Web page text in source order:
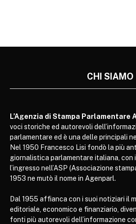
CHI SIAMO
L’Agenzia di Stampa Parlamentare
voci storiche ed autorevoli
parlamentare ed è una delle principali
Nel 1950 Francesco Lisi fondò la più
giornalistica parlamentare italiana, con
l’ingresso nell’ASP (Associazione
1953 ne mutò il nome in Agenparl.
Dal 1955 affianca con i suoi notiziari il
editoriale, economico e finanziario,
fonti più autorevoli dell’informazione